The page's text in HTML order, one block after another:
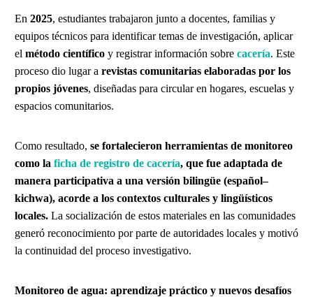
En 2025, estudiantes trabajaron junto a docentes, familias y
equipos técnicos para identificar temas de investigación, aplicar
el método científico y registrar información sobre cacería. Este
proceso dio lugar a revistas comunitarias elaboradas por los
propios jóvenes, diseñadas para circular en hogares, escuelas y
espacios comunitarios.
Como resultado, se fortalecieron herramientas de monitoreo
como la ficha de registro de cacería, que fue adaptada de
manera participativa a una versión bilingüe (español–
kichwa), acorde a los contextos culturales y lingüísticos
locales. La socialización de estos materiales en las comunidades
generó reconocimiento por parte de autoridades locales y motivó
la continuidad del proceso investigativo.
Monitoreo de agua: aprendizaje práctico y nuevos desafíos